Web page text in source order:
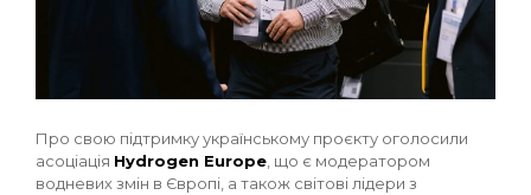
Про свою підтримку українському проєкту оголосили
асоціація Hydrogen Europe , що є модератором
водневих змін в Європі, а також світові лідери з